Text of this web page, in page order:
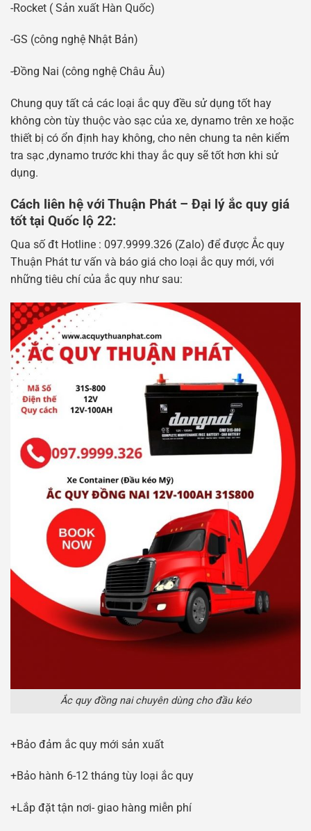
-Rocket ( Sản xuất Hàn Quốc)
-GS (công nghệ Nhật Bản)
-Đồng Nai (công nghệ Châu Âu)
Chung quy tất cả các loại ắc quy đều sử dụng tốt hay
không còn tùy thuộc vào sạc của xe, dynamo trên xe hoặc
thiết bị có ổn định hay không, cho nên chung ta nên kiểm
tra sạc ,dynamo trước khi thay ắc quy sẽ tốt hơn khi sử
dụng.
Cách liên hệ với Thuận Phát – Đại lý ắc quy giá
tốt tại Quốc lộ 22:
Qua số đt Hotline : 097.9999.326 (Zalo) để được Ắc quy
Thuận Phát tư vấn và báo giá cho loại ắc quy mới, với
những tiêu chí của ắc quy như sau:
Ắc quy đồng nai chuyên dùng cho đầu kéo
+Bảo đảm ắc quy mới sản xuất
+Bảo hành 6-12 tháng tùy loại ắc quy
+Lắp đặt tận nơi- giao hàng miễn phí